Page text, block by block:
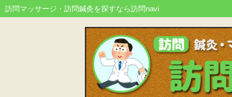
訪問マッサージ・訪問鍼灸を探すなら訪問navi